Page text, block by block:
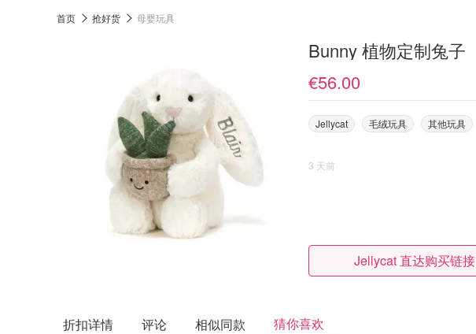
首页 抢好货 母婴玩具
Bunny 植物定制兔子
€56.00
Jellycat 毛绒玩具 其他玩具
3 天前
Jellycat 直达购买链接
折扣详情 评论 相似同款 猜你喜欢